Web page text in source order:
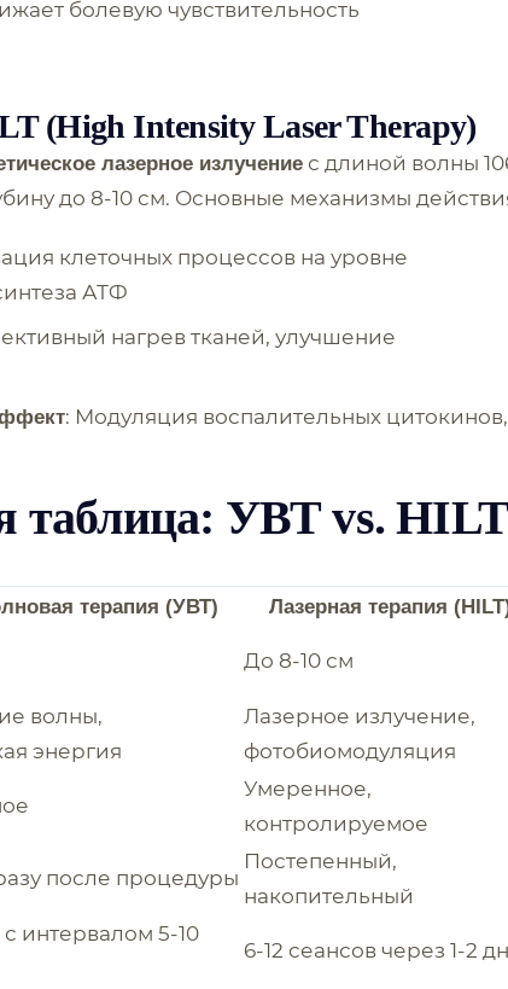
болевую чувствительность
(High Intensity Laser Therapy)
лазерное излучение с длиной волны
до 8-10 см. Основные механизмы
клеточных процессов на уровне
АТФ
нагрев тканей, улучшение
: Модуляция воспалительных цитокинов,
таблица: УВТ vs. HILT
терапия (УВТ)
Лазерная терапия
До 8-10 см
волны,
энергия
Лазерное излучение,
фотобиомодуляция
Умеренное,
контролируемое
после процедуры
Постепенный,
накопительный
интервалом 5-10
6-12 сеансов через 1-2